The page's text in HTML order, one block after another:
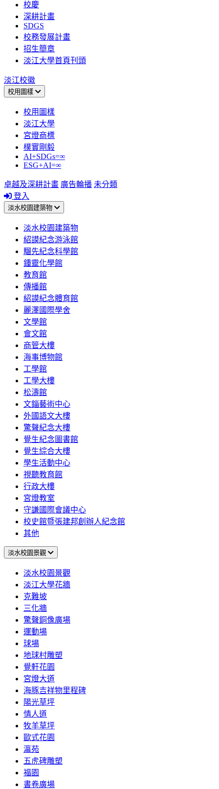
校慶
深耕計畫
SDGS
校務發展計畫
招生簡章
淡江大學首頁刊頭
淡江校徽
校用圖樣
校用圖樣
淡江大學
宮燈商標
樸實剛毅
AI+SDGs=∞
ESG+AI=∞
卓越及深耕計畫 廣告輪播 未分類
登入
淡水校園建築物
淡水校園建築物
紹謨紀念游泳館
騮先紀念科學館
鍾靈化學館
教育館
傳播館
紹謨紀念體育館
麗澤國際學舍
文學館
會文館
商管大樓
海事博物館
工學館
工學大樓
松濤館
文錙藝術中心
外國語文大樓
驚聲紀念大樓
覺生紀念圖書館
覺生綜合大樓
學生活動中心
視聽教育館
行政大樓
宮燈教室
守謙國際會議中心
校史館暨張建邦創辦人紀念館
其他
淡水校園景觀
淡水校園景觀
淡江大學花牆
克難坡
三化牆
驚聲銅像廣場
運動場
球場
地球村雕塑
覺軒花園
宮燈大道
海豚吉祥物里程碑
陽光草坪
情人道
牧羊草坪
歐式花園
瀛苑
五虎碑雕塑
福園
書卷廣場